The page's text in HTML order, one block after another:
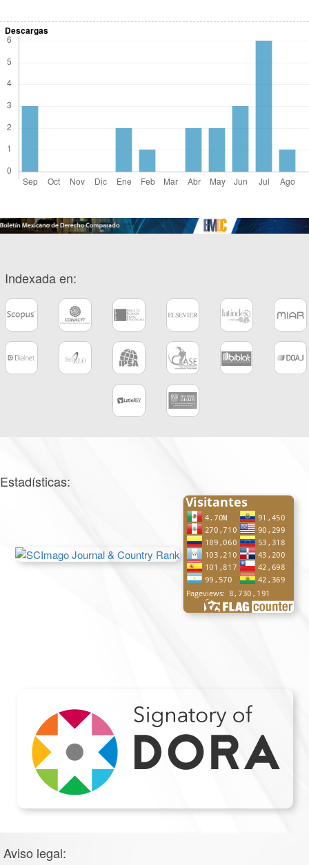
Descargas
Indexada en:
Estadísticas:
Aviso legal: